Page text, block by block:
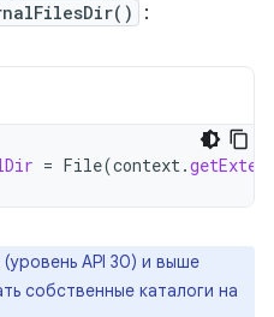
:
= File(context.
(уровень API 30) и выше
собственные каталоги на